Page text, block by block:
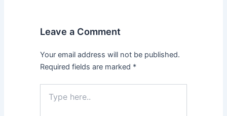
Leave a Comment
Your email address will not be published.
Required fields are marked *
here..